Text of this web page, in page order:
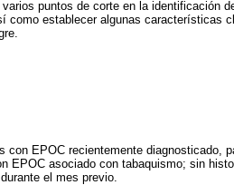
puntos de corte en la identificación
como establecer algunas características
con EPOC recientemente diagnosticado,
EPOC asociado con tabaquismo; sin
el mes previo.